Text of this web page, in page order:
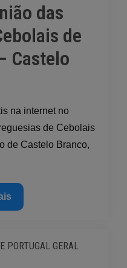
das
de
Castelo
na internet no
de Cebolais
de Castelo Branco,
PORTUGAL GERAL